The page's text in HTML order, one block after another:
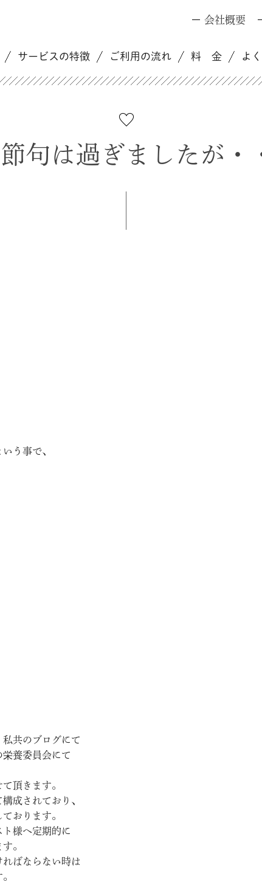
会社概要
サービスの特徴 ご利用の流れ 料 金 よ
句は過ぎましたが・
う事で、
共のブログにて
養委員会にて
頂きます。
成されており、
おります。
様へ定期的に
。
ばならない時は